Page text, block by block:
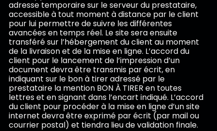
adresse temporaire sur le serveur du prestataire,
accessible à tout moment à distance par le client
pour lui permettre de suivre les différentes
avancées en temps réel. Le site sera ensuite
transféré sur l’hébergement du client au moment
de la livraison et de la mise en ligne. L’accord du
client pour le lancement de l’impression d’un
document devra être transmis par écrit, en
indiquant sur le bon à tirer adressé par le
prestataire la mention BON À TIRER en toutes
lettres et en signant dans l’encart indiqué. L’accord
du client pour procéder à la mise en ligne d’un site
internet devra être exprimé par écrit (par mail ou
courrier postal) et tiendra lieu de validation finale.